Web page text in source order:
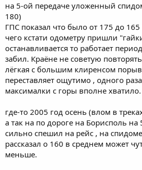
на 5-ой передаче уложенный
180)
ГПС показал что было от 175 до
чего кстати одометру пришли
останавливается то работает
забил. Краёне не советую
лёгкая с большим клиренсом
переставляет ощутимо , одного
максималки с горы вполне хватило.
где-то 2005 год осень (влом в
а так на по дороге на Борисполь на
сильно спешил на рейс , на
рассказал о 160 в среднем может
меньше.